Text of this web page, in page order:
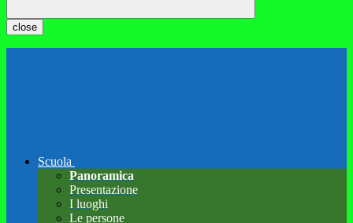
close
Scuola
Panoramica
Presentazione
I luoghi
Le persone